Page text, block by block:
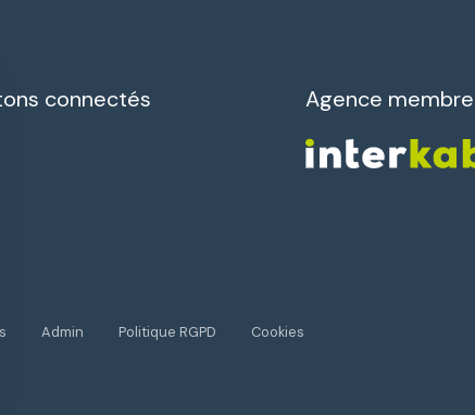
connectés Agence membre
Admin Politique RGPD Cookies